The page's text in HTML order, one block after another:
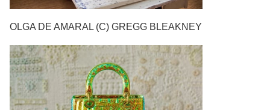
OLGA DE AMARAL (C) GREGG BLEAKNEY